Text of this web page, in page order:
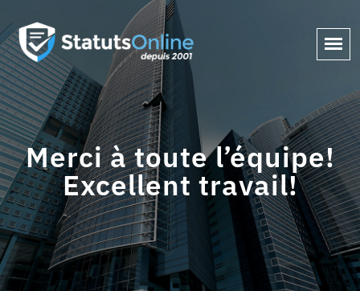
Merci à toute l’équipe!
Excellent travail!